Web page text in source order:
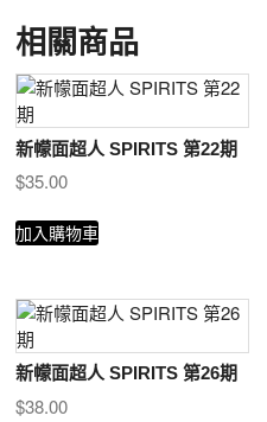
相關商品
新幪面超人 SPIRITS 第22期
$35.00
加入購物車
新幪面超人 SPIRITS 第26期
$38.00